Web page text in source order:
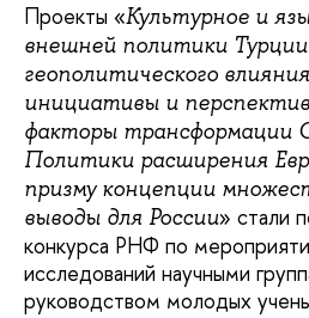
Проекты «Культурное и
внешней политики
геополитического
инициативы и
факторы
Политики расширения
призму концепции
выводы для России» стали
конкурса РНФ по
исследований научными
руководством молодых